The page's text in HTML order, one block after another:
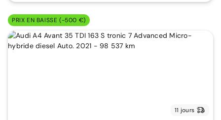
PRIX EN BAISSE (-500 €)
11 jours